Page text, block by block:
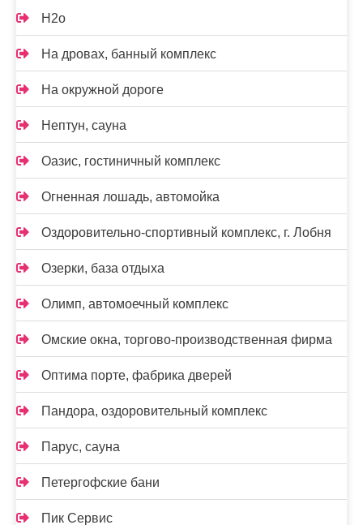
Н2о
На дровах, банный комплекс
На окружной дороге
Нептун, сауна
Оазис, гостиничный комплекс
Огненная лошадь, автомойка
Оздоровительно-спортивный комплекс, г. Лобня
Озерки, база отдыха
Олимп, автомоечный комплекс
Омские окна, торгово-производственная фирма
Оптима порте, фабрика дверей
Пандора, оздоровительный комплекс
Парус, сауна
Петергофские бани
Пик Сервис